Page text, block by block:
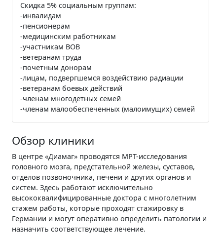
Скидка 5% социальным группам:
-инвалидам
-пенсионерам
-медицинским работникам
-участникам ВОВ
-ветеранам труда
-почетным донорам
-лицам, подвергшемся воздействию радиации
-ветеранам боевых действий
-членам многодетных семей
-членам малообеспеченных (малоимущих) семей
Обзор клиники
В центре «Диамаг» проводятся МРТ-исследования
головного мозга, предстательной железы, суставов,
отделов позвоночника, печени и других органов и
систем. Здесь работают исключительно
высококвалифицированные доктора с многолетним
стажем работы, которые проходят стажировку в
Германии и могут оперативно определить патологии и
назначить соответствующее лечение.